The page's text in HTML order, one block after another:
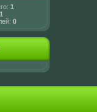
1
1
0